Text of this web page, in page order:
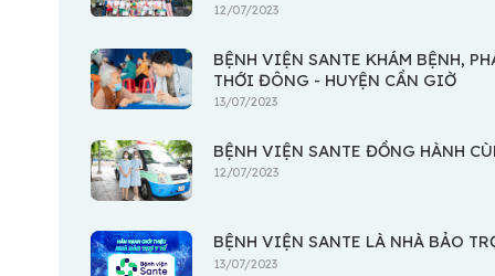
12/07/2023
BỆNH VIỆN SANTE KHÁM BỆNH,
THỚI ĐÔNG - HUYỆN CẦN GIỜ
13/07/2023
BỆNH VIỆN SANTE ĐỒNG HÀNH
12/07/2023
BỆNH VIỆN SANTE LÀ NHÀ BẢO
13/07/2023